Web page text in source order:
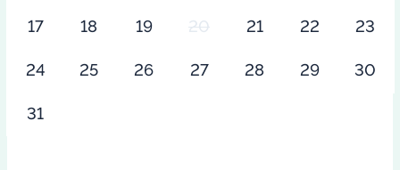
17 18 19 20 21 22 23
24 25 26 27 28 29 30
31